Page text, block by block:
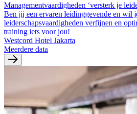
Managementvaardigheden ‘versterk je
Ben jij een ervaren leidinggevende en wil
leiderschapsvaardigheden verfijnen en
training iets voor jou!
Westcord Hotel Jakarta
Meerdere data